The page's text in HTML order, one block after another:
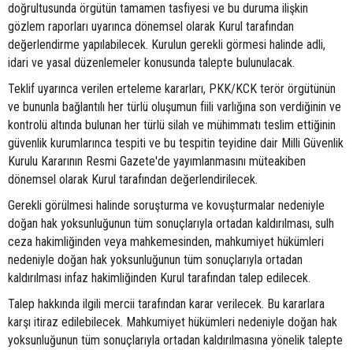
doğrultusunda örgütün tamamen tasfiyesi ve bu duruma ilişkin
gözlem raporları uyarınca dönemsel olarak Kurul tarafından
değerlendirme yapılabilecek. Kurulun gerekli görmesi halinde adli,
idari ve yasal düzenlemeler konusunda talepte bulunulacak.
Teklif uyarınca verilen erteleme kararları, PKK/KCK terör örgütünün
ve bununla bağlantılı her türlü oluşumun fiili varlığına son verdiğinin ve
kontrolü altında bulunan her türlü silah ve mühimmatı teslim ettiğinin
güvenlik kurumlarınca tespiti ve bu tespitin teyidine dair Milli Güvenlik
Kurulu Kararının Resmi Gazete'de yayımlanmasını müteakiben
dönemsel olarak Kurul tarafından değerlendirilecek.
Gerekli görülmesi halinde soruşturma ve kovuşturmalar nedeniyle
doğan hak yoksunluğunun tüm sonuçlarıyla ortadan kaldırılması, sulh
ceza hakimliğinden veya mahkemesinden, mahkumiyet hükümleri
nedeniyle doğan hak yoksunluğunun tüm sonuçlarıyla ortadan
kaldırılması infaz hakimliğinden Kurul tarafından talep edilecek.
Talep hakkında ilgili mercii tarafından karar verilecek. Bu kararlara
karşı itiraz edilebilecek. Mahkumiyet hükümleri nedeniyle doğan hak
yoksunluğunun tüm sonuçlarıyla ortadan kaldırılmasına yönelik talepte